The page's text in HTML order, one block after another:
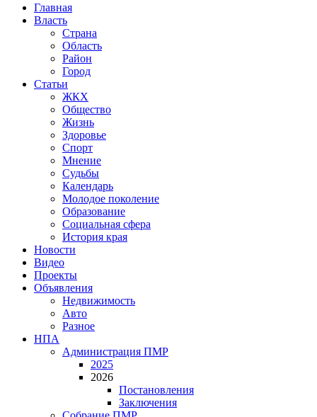
Главная
Власть
Страна
Область
Район
Город
Статьи
ЖКХ
Общество
Жизнь
Здоровье
Спорт
Мнение
Судьбы
Календарь
Молодое поколение
Образование
Социальная сфера
История края
Новости
Видео
Проекты
Объявления
Недвижимость
Авто
Разное
НПА
Администрация ПМР
2025
2026
Постановления
Заключения